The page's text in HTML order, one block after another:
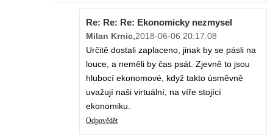
Re: Re: Re: Ekonomicky nezmysel
Milan Krnic,2018-06-06 20:17:08
Určitě dostali zaplaceno, jinak by se pásli na
louce, a neměli by čas psát. Zjevně to jsou
hlubocí ekonomové, když takto úsměvně
uvažují naši virtuální, na víře stojící
ekonomiku.
Odpovědět